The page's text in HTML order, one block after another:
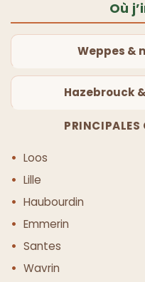
Où
Weppes &
Hazebrouck
PRINCIPALES
Loos
Lille
Haubourdin
Emmerin
Santes
Wavrin